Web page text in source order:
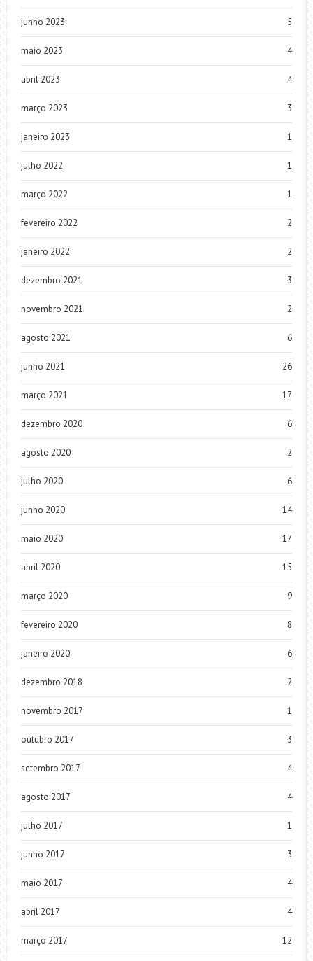
junho 2023 5
maio 2023 4
abril 2023 4
março 2023 3
janeiro 2023 1
julho 2022 1
março 2022 1
fevereiro 2022 2
janeiro 2022 2
dezembro 2021 3
novembro 2021 2
agosto 2021 6
junho 2021 26
março 2021 17
dezembro 2020 6
agosto 2020 2
julho 2020 6
junho 2020 14
maio 2020 17
abril 2020 15
março 2020 9
fevereiro 2020 8
janeiro 2020 6
dezembro 2018 2
novembro 2017 1
outubro 2017 3
setembro 2017 4
agosto 2017 4
julho 2017 1
junho 2017 3
maio 2017 4
abril 2017 4
março 2017 12